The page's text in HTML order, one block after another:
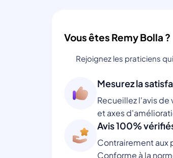
Vous êtes Remy Bolla ?
Rejoignez les praticiens
Mesurez la
Recueillez l'avis
et axes
Avis 100%
Contrairement aux
Conforme à la